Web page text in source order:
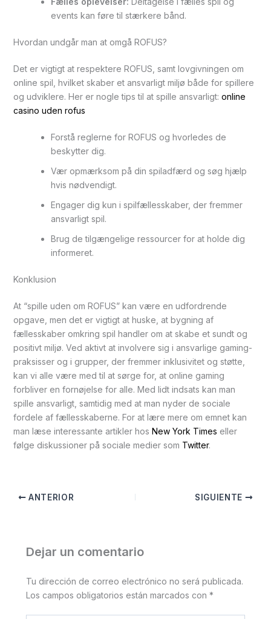
events kan føre til stærkere bånd.
Hvordan undgår man at omgå ROFUS?
Det er vigtigt at respektere ROFUS, samt lovgivningen om
online spil, hvilket skaber et ansvarligt miljø både for spillere
og udviklere. Her er nogle tips til at spille ansvarligt: online
casino uden rofus
Forstå reglerne for ROFUS og hvorledes de
beskytter dig.
Vær opmærksom på din spiladfærd og søg hjælp
hvis nødvendigt.
Engager dig kun i spilfællesskaber, der fremmer
ansvarligt spil.
Brug de tilgængelige ressourcer for at holde dig
informeret.
Konklusion
At “spille uden om ROFUS” kan være en udfordrende
opgave, men det er vigtigt at huske, at bygning af
fællesskaber omkring spil handler om at skabe et sundt og
positivt miljø. Ved aktivt at involvere sig i ansvarlige gaming-
praksisser og i grupper, der fremmer inklusivitet og støtte,
kan vi alle være med til at sørge for, at online gaming
forbliver en fornøjelse for alle. Med lidt indsats kan man
spille ansvarligt, samtidig med at man nyder de sociale
fordele af fællesskaberne. For at lære mere om emnet kan
man læse interessante artikler hos New York Times eller
følge diskussioner på sociale medier som Twitter.
ANTERIOR SIGUIENTE
Dejar un comentario
Tu dirección de correo electrónico no será publicada.
Los campos obligatorios están marcados con *